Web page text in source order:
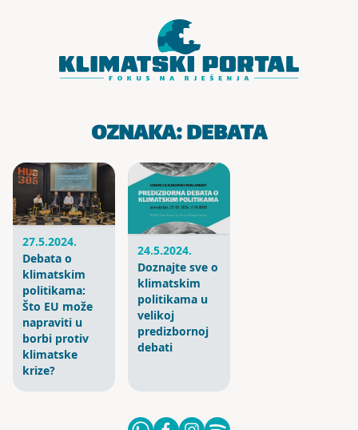
OZNAKA:DEBATA
27.5.2024.
Debata o
klimatskim
politikama:
Što EU može
napraviti u
borbi protiv
klimatske
krize?
24.5.2024.
Doznajte sve o
klimatskim
politikama u
velikoj
predizbornoj
debati